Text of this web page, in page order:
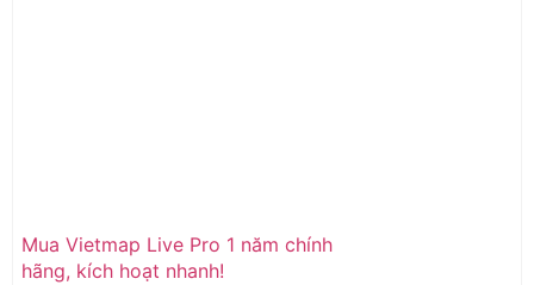
Mua Vietmap Live Pro 1 năm chính
hãng, kích hoạt nhanh!